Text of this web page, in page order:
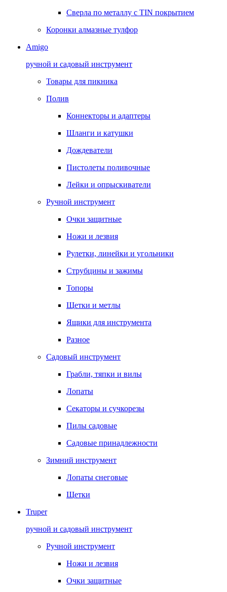
Сверла по металлу с TIN покрытием
Коронки алмазные тулфор
Amigo
ручной и садовый инструмент
Товары для пикника
Полив
Коннекторы и адаптеры
Шланги и катушки
Дождеватели
Пистолеты поливочные
Лейки и опрыскиватели
Ручной инструмент
Очки защитные
Ножи и лезвия
Рулетки, линейки и угольники
Струбцины и зажимы
Топоры
Щетки и метлы
Ящики для инструмента
Разное
Садовый инструмент
Грабли, тяпки и вилы
Лопаты
Секаторы и сучкорезы
Пилы садовые
Садовые принадлежности
Зимний инструмент
Лопаты снеговые
Щетки
Truper
ручной и садовый инструмент
Ручной инструмент
Ножи и лезвия
Очки защитные